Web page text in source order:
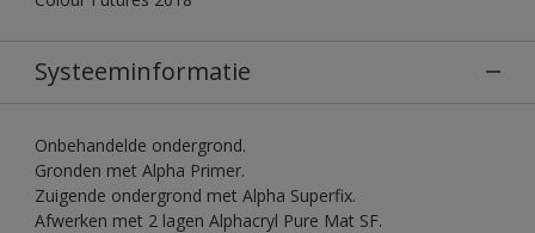
Systeeminformatie
Onbehandelde ondergrond.
Gronden met Alpha Primer.
Zuigende ondergrond met Alpha Superfix.
Afwerken met 2 lagen Alphacryl Pure Mat SF.